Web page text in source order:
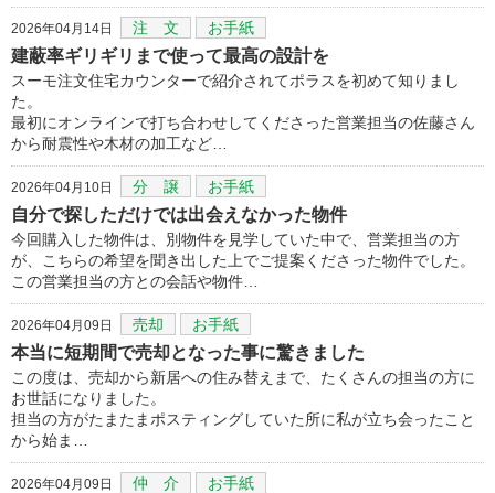
2026年04月14日 注 文 お手紙
建蔽率ギリギリまで使って最高の設計を
スーモ注文住宅カウンターで紹介されてポラスを初めて知りまし
た。
最初にオンラインで打ち合わせしてくださった営業担当の佐藤さん
から耐震性や木材の加工など…
2026年04月10日 分 譲 お手紙
自分で探しただけでは出会えなかった物件
今回購入した物件は、別物件を見学していた中で、営業担当の方
が、こちらの希望を聞き出した上でご提案くださった物件でした。
この営業担当の方との会話や物件…
2026年04月09日 売却 お手紙
本当に短期間で売却となった事に驚きました
この度は、売却から新居への住み替えまで、たくさんの担当の方に
お世話になりました。
担当の方がたまたまポスティングしていた所に私が立ち会ったこと
から始ま…
2026年04月09日 仲 介 お手紙